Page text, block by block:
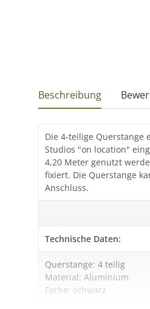
Beschreibung
Die 4-teilige Querstange
Studios "on location"
4,20 Meter genutzt
fixiert. Die Querstange
Anschluss.
Technische Daten:
Querstange: 4 teilig
Material: Aluminium
Farbe: schwarz